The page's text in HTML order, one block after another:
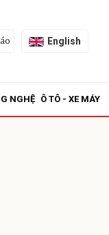
English
NGHỆ Ô TÔ - XE MÁY